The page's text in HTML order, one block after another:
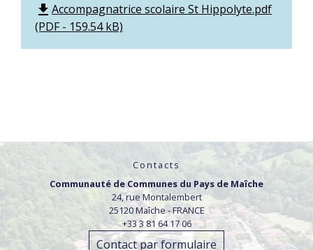
file_download Accompagnatrice scolaire St Hippolyte.pdf
(PDF - 159.54 kB)
Contacts
Communauté de Communes du Pays de Maîche
24, rue Montalembert
25120 Maîche - FRANCE
+33 3 81 64 17 06
Contact par formulaire